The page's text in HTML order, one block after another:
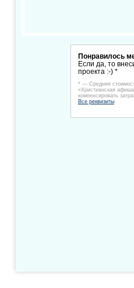
Понравилось
Если да, то
проекта :-) *
* — Средняя
«Христианская
компенсировать
Все реквизиты